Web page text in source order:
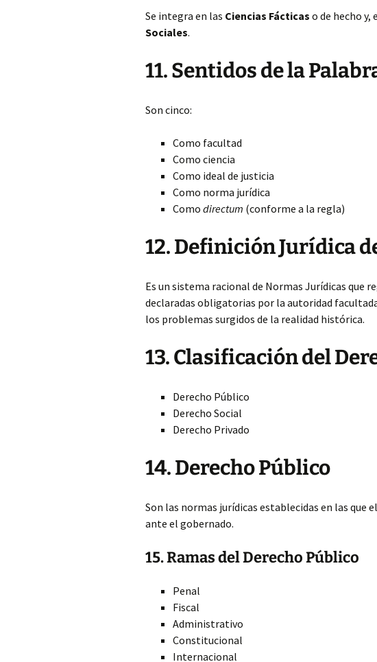
Se integra en las Ciencias Fácticas o de hecho y,
Sociales.
11. Sentidos de la
Son cinco:
Como facultad
Como ciencia
Como ideal de justicia
Como norma jurídica
Como directum (conforme a la regla)
12. Definición Jurídica
Es un sistema racional de Normas Jurídicas que
declaradas obligatorias por la autoridad
los problemas surgidos de la realidad histórica.
13. Clasificación del
Derecho Público
Derecho Social
Derecho Privado
14. Derecho Público
Son las normas jurídicas establecidas en las que
ante el gobernado.
15. Ramas del Derecho Público
Penal
Fiscal
Administrativo
Constitucional
Internacional